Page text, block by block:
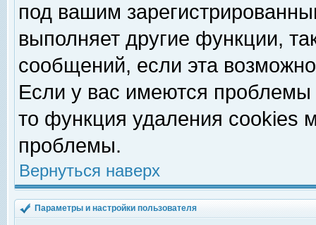
под вашим
выполняет другие функции,
сообщений, если эта
Если у вас имеются
то функция удаления cookies
проблемы.
Вернуться наверх
Параметры и настройки пользователя